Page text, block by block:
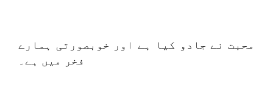
محبت نے جادو کیا ہے اور خوبصورتی ہمارے
فخر میں ہے۔